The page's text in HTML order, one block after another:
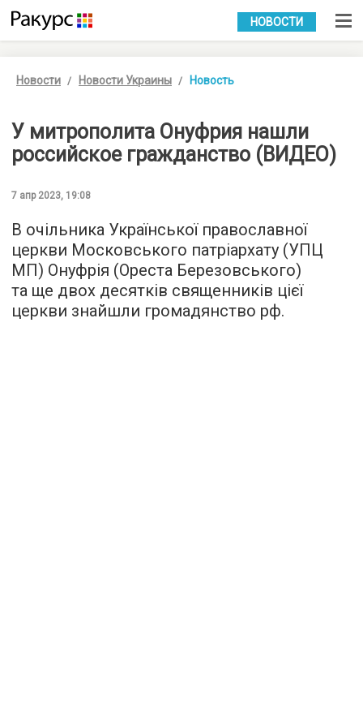
УКР РУС
НОВОСТИ
Новости Новости Украины Новость
У митрополита Онуфрия нашли
российское гражданство (ВИДЕО)
7 апр 2023, 19:08
В очільника Української православної
церкви Московського патріархату (УПЦ
МП) Онуфрія (Ореста Березовського)
та ще двох десятків священників цієї
церкви знайшли громадянство рф.